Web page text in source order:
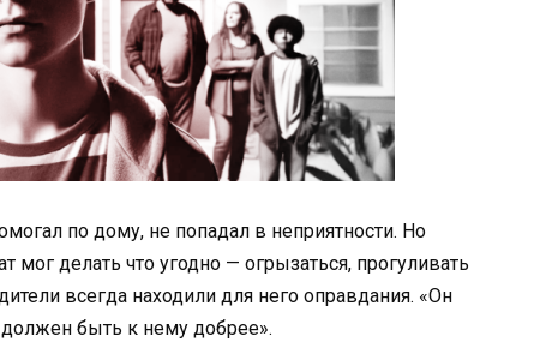
по дому, не попадал в неприятности. Но
мог делать что угодно — огрызаться, прогуливать
всегда находили для него оправдания. «Он
должен быть к нему добрее».